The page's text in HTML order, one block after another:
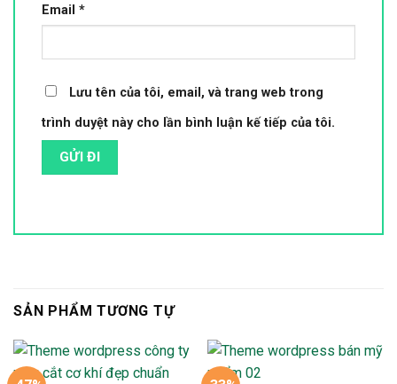
Email *
Lưu tên của tôi, email, và trang web trong
trình duyệt này cho lần bình luận kế tiếp của tôi.
SẢN PHẨM TƯƠNG TỰ